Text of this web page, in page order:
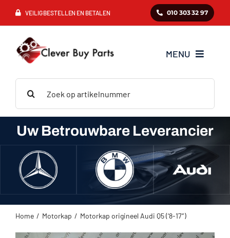
VEILIG BESTELLEN EN BETALEN 010 303 32 97
naar:
MENU
Mercedes
BMW
Audi
VAG
Uw Betrouwbare Leverancier
Home Motorkap Motorkap origineel Audi Q5 (‘8-17″)